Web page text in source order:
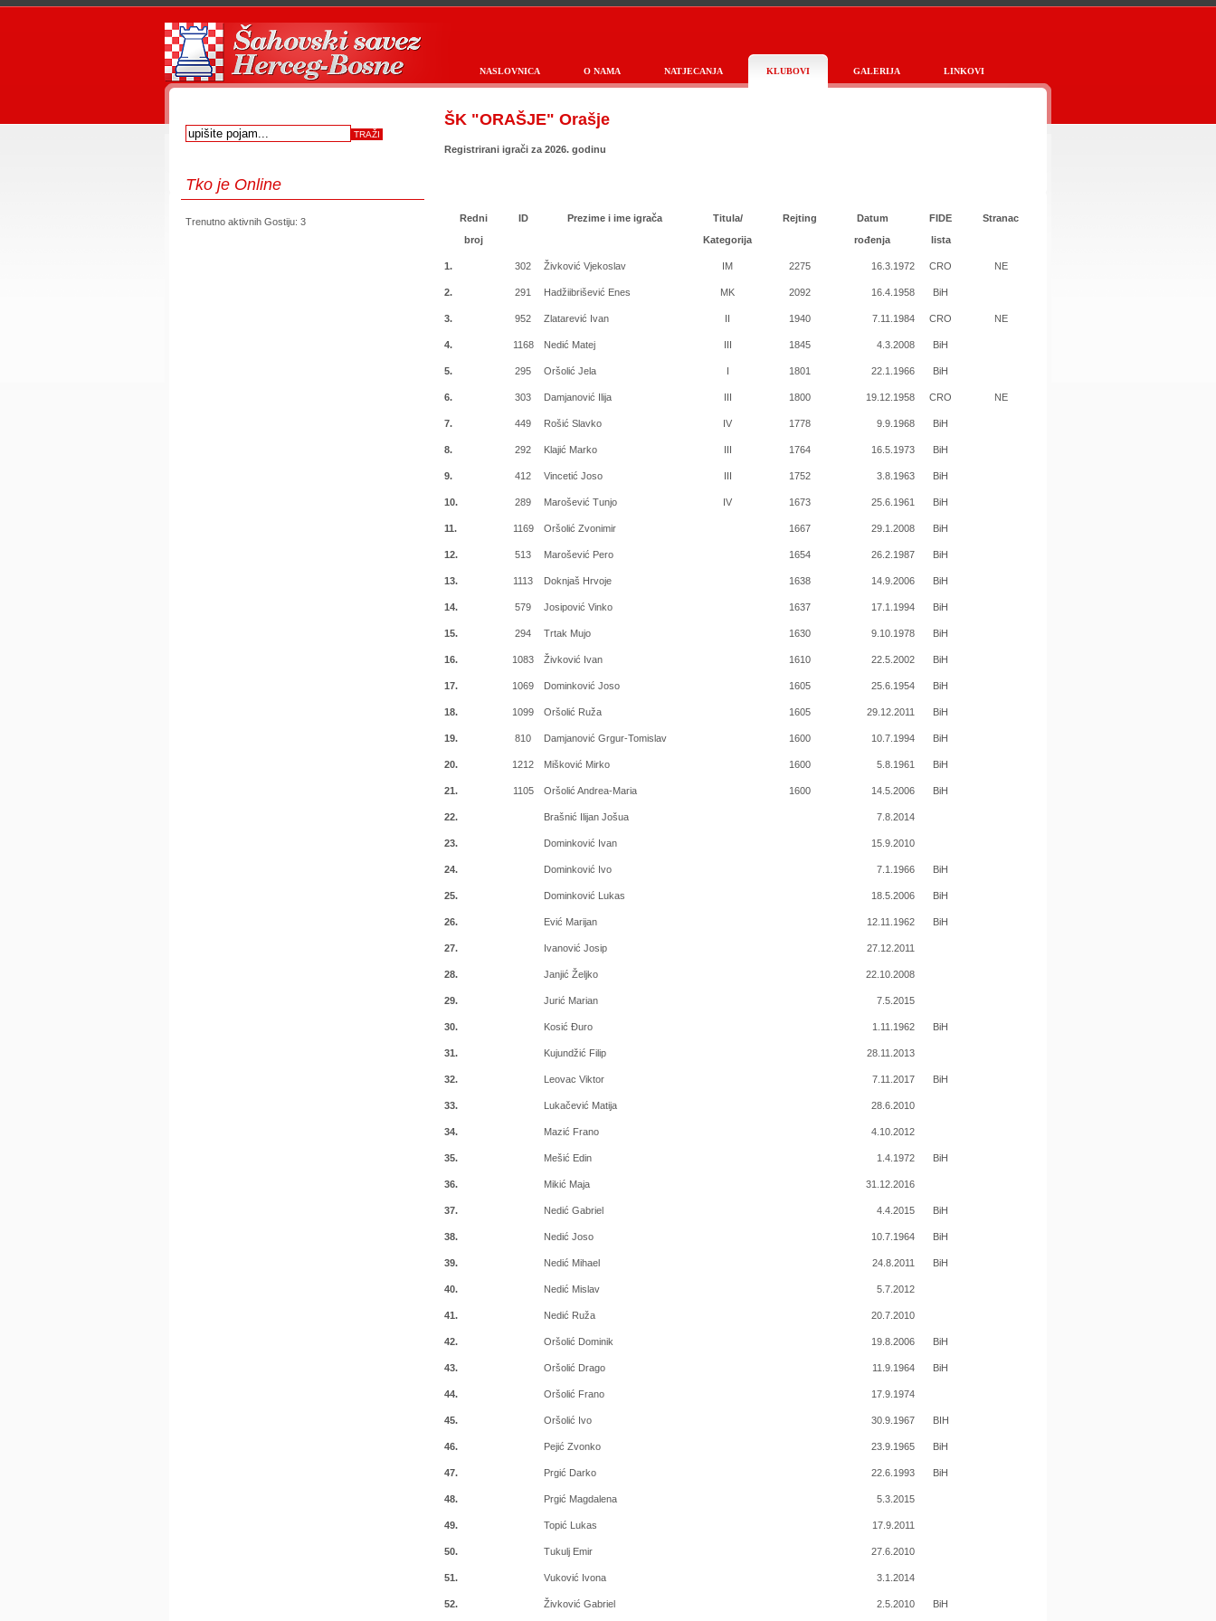
NASLOVNICA O NAMA NATJECANJA KLUBOVI GALERIJA LINKOVI
Tko je Online
Trenutno aktivnih Gostiju: 3
ŠK "ORAŠJE" Orašje
Registrirani igrači za 2026. godinu
Redni
broj
ID Prezime i ime igrača
Titula/
Kategorija
Rejting
Datum
rođenja
FIDE
lista
Stranac
1. 302 Živković Vjekoslav IM 2275 16.3.1972 CRO NE
2. 291 Hadžiibrišević Enes MK 2092 16.4.1958 BiH
3. 952 Zlatarević Ivan II 1940 7.11.1984 CRO NE
4. 1168 Nedić Matej III 1845 4.3.2008 BiH
5. 295 Oršolić Jela I 1801 22.1.1966 BiH
6. 303 Damjanović Ilija III 1800 19.12.1958 CRO NE
7. 449 Rošić Slavko IV 1778 9.9.1968 BiH
8. 292 Klajić Marko III 1764 16.5.1973 BiH
9. 412 Vincetić Joso III 1752 3.8.1963 BiH
10. 289 Marošević Tunjo IV 1673 25.6.1961 BiH
11. 1169 Oršolić Zvonimir 1667 29.1.2008 BiH
12. 513 Marošević Pero 1654 26.2.1987 BiH
13. 1113 Doknjaš Hrvoje 1638 14.9.2006 BiH
14. 579 Josipović Vinko 1637 17.1.1994 BiH
15. 294 Trtak Mujo 1630 9.10.1978 BiH
16. 1083 Živković Ivan 1610 22.5.2002 BiH
17. 1069 Dominković Joso 1605 25.6.1954 BiH
18. 1099 Oršolić Ruža 1605 29.12.2011 BiH
19. 810 Damjanović Grgur-Tomislav 1600 10.7.1994 BiH
20. 1212 Mišković Mirko 1600 5.8.1961 BiH
21. 1105 Oršolić Andrea-Maria 1600 14.5.2006 BiH
22. Brašnić Ilijan Jošua 7.8.2014
23. Dominković Ivan 15.9.2010
24. Dominković Ivo 7.1.1966 BiH
25. Dominković Lukas 18.5.2006 BiH
26. Ević Marijan 12.11.1962 BiH
27. Ivanović Josip 27.12.2011
28. Janjić Željko 22.10.2008
29. Jurić Marian 7.5.2015
30. Kosić Đuro 1.11.1962 BiH
31. Kujundžić Filip 28.11.2013
32. Leovac Viktor 7.11.2017 BiH
33. Lukačević Matija 28.6.2010
34. Mazić Frano 4.10.2012
35. Mešić Edin 1.4.1972 BiH
36. Mikić Maja 31.12.2016
37. Nedić Gabriel 4.4.2015 BiH
38. Nedić Joso 10.7.1964 BiH
39. Nedić Mihael 24.8.2011 BiH
40. Nedić Mislav 5.7.2012
41. Nedić Ruža 20.7.2010
42. Oršolić Dominik 19.8.2006 BiH
43. Oršolić Drago 11.9.1964 BiH
44. Oršolić Frano 17.9.1974
45. Oršolić Ivo 30.9.1967 BIH
46. Pejić Zvonko 23.9.1965 BiH
47. Prgić Darko 22.6.1993 BiH
48. Prgić Magdalena 5.3.2015
49. Topić Lukas 17.9.2011
50. Tukulj Emir 27.6.2010
51. Vuković Ivona 3.1.2014
52. Živković Gabriel 2.5.2010 BiH